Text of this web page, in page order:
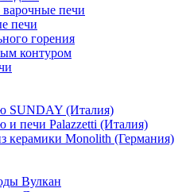
печи
печи
горения
контуром
SUNDAY (Италия)
и печи Palazzetti (Италия)
керамики Monolith (Германия)
Вулкан